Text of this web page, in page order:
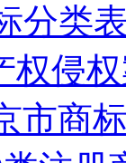
分类
权侵
市商